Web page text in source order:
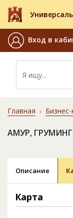
Вход в
Главная
АМУР,
Описание
Карта